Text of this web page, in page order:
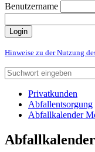
Benutzername
Login
Hinweise zu der Nutzung
Privatkunden
Abfallentsorgung
Abfallkalender
Abfallkalender